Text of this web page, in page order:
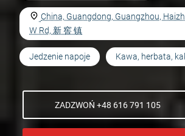
China, Guangdong, Guangzhou,
W Rd, 新 窖 镇
Jedzenie napoje Kawa, herbata,
ZADZWOŃ +48 616 791 105